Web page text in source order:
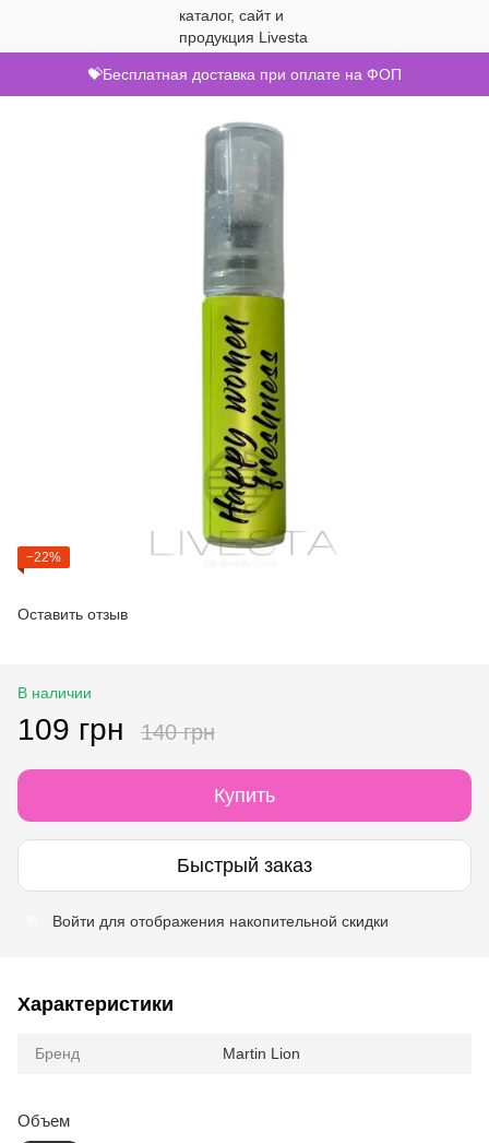
💝Бесплатная доставка при оплате на ФОП
−22%
Оставить отзыв
В наличии
109 грн 140 грн
Купить
Быстрый заказ
Войти для отображения накопительной скидки
Характеристики
Бренд Martin Lion
Объем